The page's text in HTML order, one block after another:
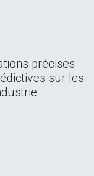
précises
sur les